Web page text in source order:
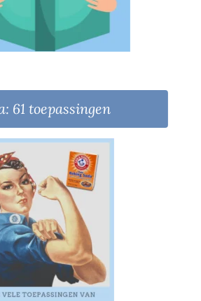
61 toepassingen